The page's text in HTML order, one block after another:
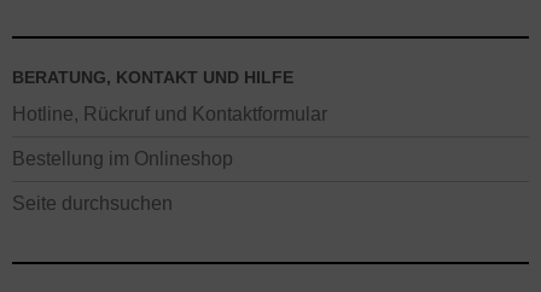
BERATUNG, KONTAKT UND HILFE
Hotline, Rückruf und Kontaktformular
Bestellung im Onlineshop
Seite durchsuchen